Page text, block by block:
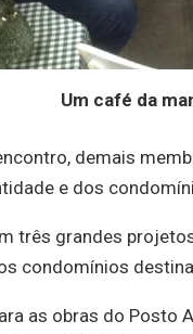
Um café da
demais
e dos
três grandes
condomínios
as obras do Posto